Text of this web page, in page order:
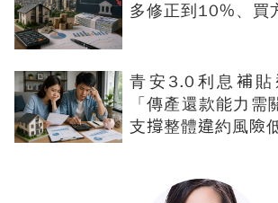
多修正到10%、買
青安3.0利息補
「傳產還款能力需
支撐整體違約風險